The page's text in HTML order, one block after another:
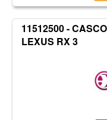
11512500 -
LEXUS RX 3